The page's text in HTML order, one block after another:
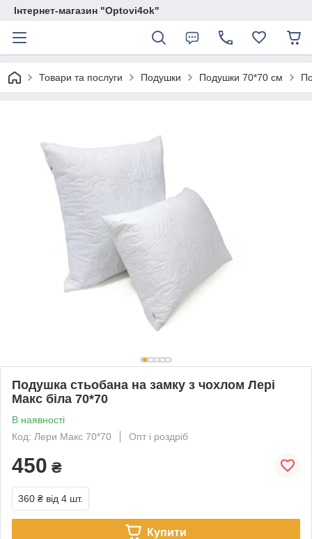
Інтернет-магазин "Optovi4ok"
Товари та послуги Подушки Подушки 70*70 см
Подушка стьобана на замку з чохлом Лері
Макс біла 70*70
В наявності
Код: Лери Макс 70*70
Опт і роздріб
450 ₴
360 ₴ від 4 шт.
Купити